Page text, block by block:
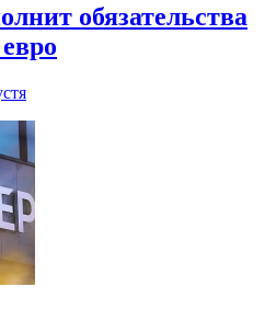
обязательства